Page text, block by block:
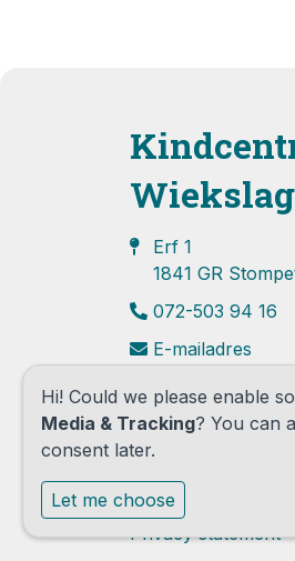
Wiekslag
Erf 1
1841 GR
072-503 94 16
E-mailadres
Privacy statement
Hi! Could we please enable
Media & Tracking? You can
consent later.
Let me choose